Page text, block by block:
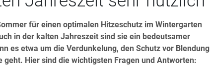
für einen optimalen Hitzeschutz im Wintergarten
in der kalten Jahreszeit sind sie ein bedeutsamer
es etwa um die Verdunkelung, den Schutz vor Blendung
Hier sind die wichtigsten Fragen und Antworten: